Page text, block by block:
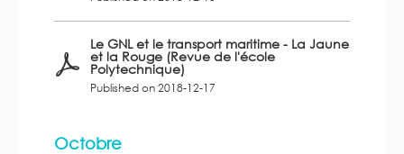
Le GNL et le transport maritime - La Jaune
et la Rouge (Revue de l'école
Polytechnique)
Published on 2018-12-17
Octobre